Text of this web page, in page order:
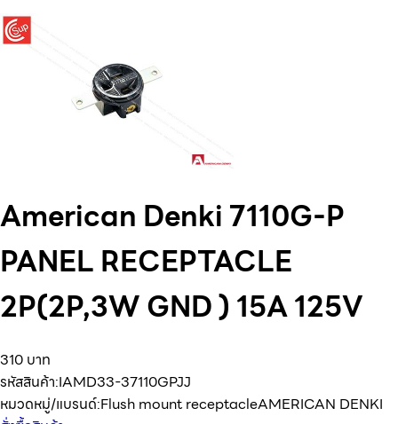
American Denki 7110G-P
PANEL RECEPTACLE
2P(2P,3W GND ) 15A 125V
310 บาท
รหัสสินค้า:IAMD33-37110GPJJ
หมวดหมู่/แบรนด์:Flush mount receptacleAMERICAN DENKI